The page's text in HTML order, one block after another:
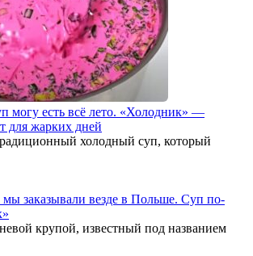
могу есть всё лето. «Холодник» —
для жарких дней
холодный суп, который
заказывали везде в Польше. Суп по-
крупой, известный под названием